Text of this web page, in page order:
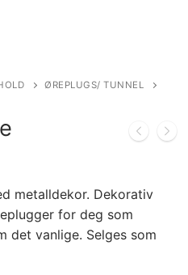
ØREPLUGS/ TUNNEL
metalldekor. Dekorativ
for deg som
det vanlige. Selges som